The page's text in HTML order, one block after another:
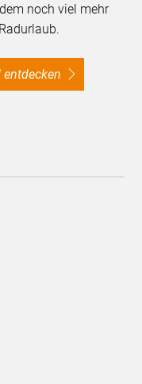
noch viel mehr
entdecken